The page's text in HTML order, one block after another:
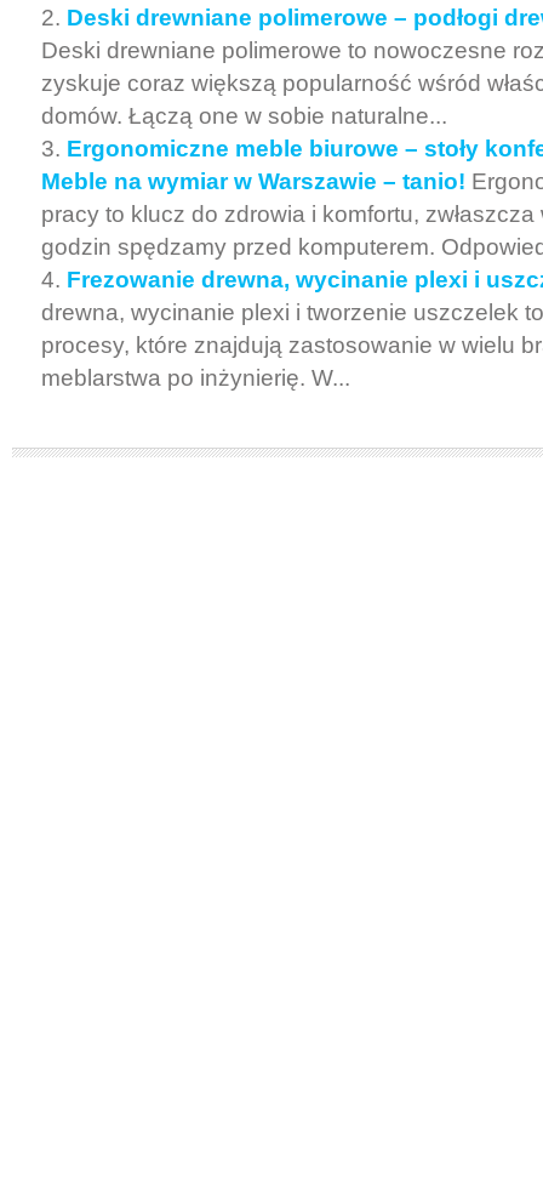
Deski drewniane polimerowe – podłogi
Deski drewniane polimerowe to nowoczesne
zyskuje coraz większą popularność wśród
domów. Łączą one w sobie naturalne...
Ergonomiczne meble biurowe – stoły
Meble na wymiar w Warszawie – tanio!
pracy to klucz do zdrowia i komfortu,
godzin spędzamy przed komputerem.
Frezowanie drewna, wycinanie plexi i
drewna, wycinanie plexi i tworzenie uszczelek
procesy, które znajdują zastosowanie w wielu
meblarstwa po inżynierię. W...